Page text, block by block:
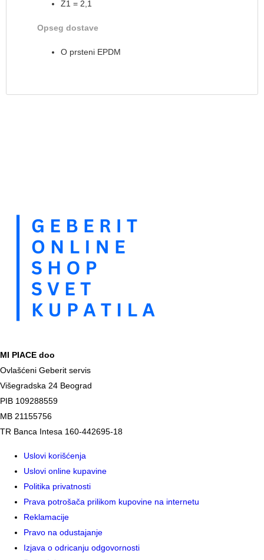
Z1 = 2,1
Opseg dostave
O prsteni EPDM
MI PIACE doo
Ovlašćeni Geberit servis
Višegradska 24 Beograd
PIB 109288559
MB 21155756
TR Banca Intesa 160-442695-18
Uslovi korišćenja
Uslovi online kupavine
Politika privatnosti
Prava potrošača prilikom kupovine na internetu
Reklamacije
Pravo na odustajanje
Izjava o odricanju odgovornosti